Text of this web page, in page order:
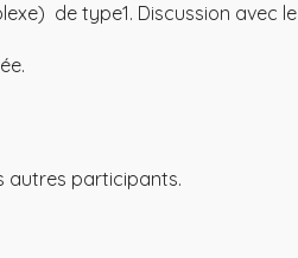
de type1. Discussion avec le
autres participants.